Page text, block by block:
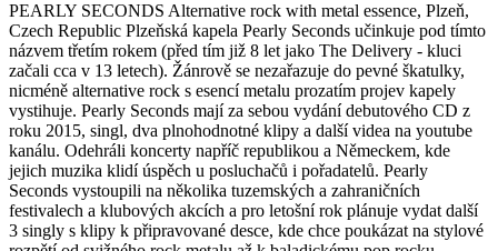
PEARLY SECONDS Alternative rock with metal essence, Plzeň,
Czech Republic Plzeňská kapela Pearly Seconds učinkuje pod tímto
názvem třetím rokem (před tím již 8 let jako The Delivery - kluci
začali cca v 13 letech). Žánrově se nezařazuje do pevné škatulky,
nicméně alternative rock s esencí metalu prozatím projev kapely
vystihuje. Pearly Seconds mají za sebou vydání debutového CD z
roku 2015, singl, dva plnohodnotné klipy a další videa na youtube
kanálu. Odehráli koncerty napříč republikou a Německem, kde
jejich muzika klidí úspěch u posluchačů i pořadatelů. Pearly
Seconds vystoupili na několika tuzemských a zahraničních
festivalech a klubových akcích a pro letošní rok plánuje vydat další
3 singly s klipy k připravované desce, kde chce poukázat na stylové